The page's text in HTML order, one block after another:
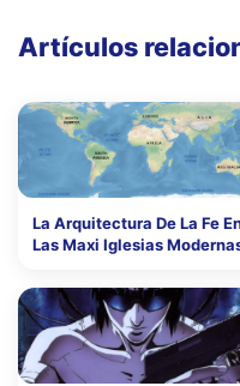
Artículos
La Arquitectura De La Fe
Las Maxi Iglesias